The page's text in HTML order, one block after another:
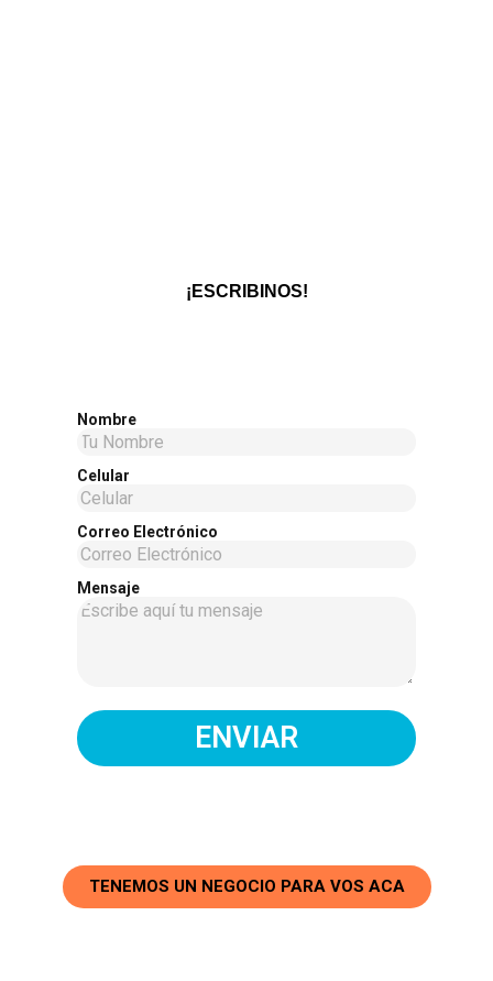
¡ESCRIBINOS!
Nombre
Celular
Correo Electrónico
Mensaje
ENVIAR
TENEMOS UN NEGOCIO PARA VOS ACA